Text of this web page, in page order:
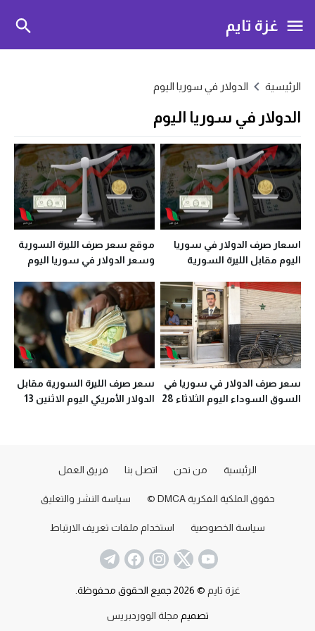
غزة تايم
الرئيسية الدولار في سوريا اليوم
الدولار في سوريا اليوم
اسعار صرف الدولار في سوريا
اليوم مقابل الليرة السورية
موقع سعر صرف الليرة السورية
وسعر الدولار في سوريا اليوم
سعر صرف الدولار في سوريا في
السوق السوداء اليوم الثلاثاء 28
سعر صرف الليرة السورية مقابل
الدولار الأمريكي اليوم الاثنين 13
الرئيسية من نحن اتصل بنا فريق العمل
حقوق الملكية الفكرية DMCA © سياسة النشر والتعليق
سياسة الخصوصية استخدام ملفات تعريف الارتباط
غزة تايم © 2026 جميع الحقوق محفوظة.
تصميم مجلة الووردبريس